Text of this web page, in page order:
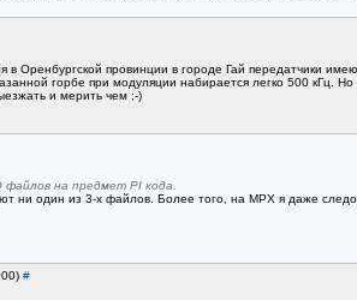
Оренбургской провинции в городе Гай передатчики
горбе при модуляции набирается легко 500 кГц.
и мерить чем ;-)
файлов на предмет PI кода.
ни один из 3-х файлов. Более того, на MPX я даже
#